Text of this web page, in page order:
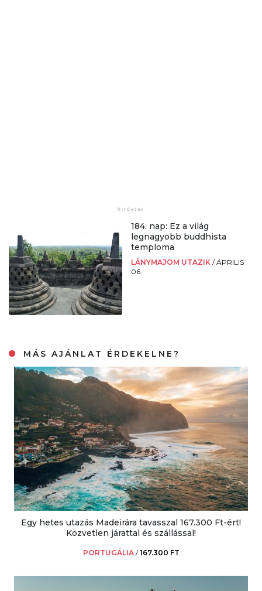
184. nap: Ez a világ
legnagyobb buddhista
temploma
LÁNYMAJOM UTAZIK /ÁPRILIS
06.
MÁS AJÁNLAT ÉRDEKELNE?
Egy hetes utazás Madeirára tavasszal 167.300 Ft-ért!
Közvetlen járattal és szállással!
PORTUGÁLIA /167.300 FT